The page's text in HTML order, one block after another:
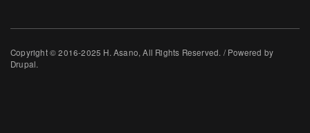
Copyright © 2016-2025 H. Asano, All Rights Reserved. / Powered by
Drupal.